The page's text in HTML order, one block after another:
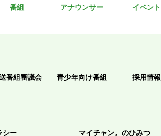
番組 アナウンサー イベント
番組審議会 青少年向け番組 採用情報
シー マイチャン。のひみつ